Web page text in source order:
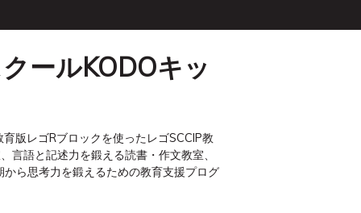
ールKODOキッ
版レゴRブロックを使ったレゴSCCIP教
言語と記述力を鍛える読書・作文教室、
ら思考力を鍛えるための教育支援プログ